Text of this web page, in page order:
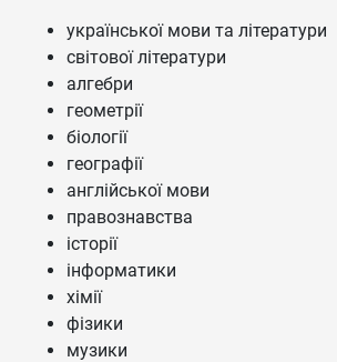
української мови та літератури
світової літератури
алгебри
геометрії
біології
географії
англійської мови
правознавства
історії
інформатики
хімії
фізики
музики